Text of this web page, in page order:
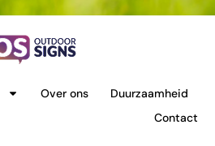
Over ons
Duurzaamheid
Contact